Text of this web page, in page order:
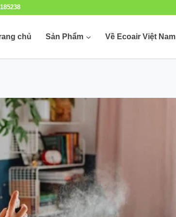
chủ Sản Phẩm Về Ecoair Việt Nam